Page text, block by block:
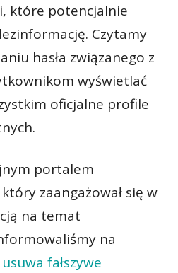
które potencjalnie
Czytamy
hasła związanego z
wyświetlać
oficjalne profile
portalem
zaangażował się w
na temat
na
usuwa fałszywe